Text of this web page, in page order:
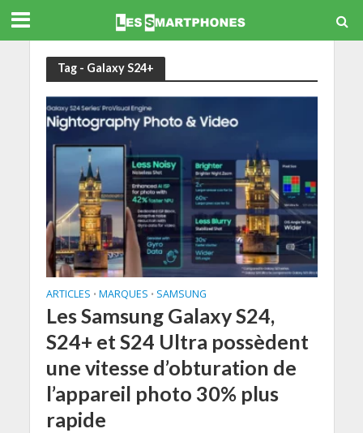
Tag - Galaxy S24+
ARTICLES • MARQUES • SAMSUNG
Les Samsung Galaxy S24,
S24+ et S24 Ultra possèdent
une vitesse d’obturation de
l’appareil photo 30% plus
rapide